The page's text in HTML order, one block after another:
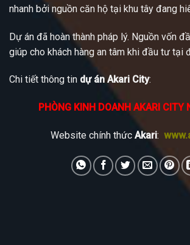
nhanh bởi nguồn căn hộ tại khu tây đang
Dự án đã hoàn thành pháp lý. Nguồn vốn
giúp cho khách hàng an tâm khi đầu tư tại
Chi tiết thông tin dự án Akari City:
PHÒNG KINH DOANH AKARI CITY
Website chính thức Akari: